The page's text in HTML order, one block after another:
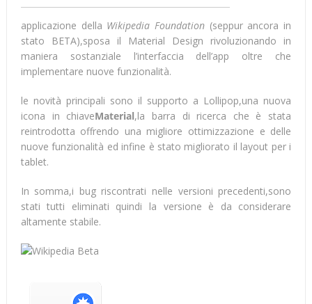
applicazione della Wikipedia Foundation (seppur ancora in
stato BETA),sposa il Material Design rivoluzionando in
maniera sostanziale l’interfaccia dell’app oltre che
implementare nuove funzionalità.
le novità principali sono il supporto a Lollipop,una nuova
icona in chiaveMaterial,la barra di ricerca che è stata
reintrodotta offrendo una migliore ottimizzazione e delle
nuove funzionalità ed infine è stato migliorato il layout per i
tablet.
In somma,i bug riscontrati nelle versioni precedenti,sono
stati tutti eliminati quindi la versione è da considerare
altamente stabile.